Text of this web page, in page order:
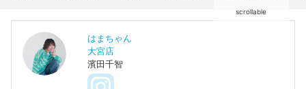
はまちゃん
大宮店
濱田千智